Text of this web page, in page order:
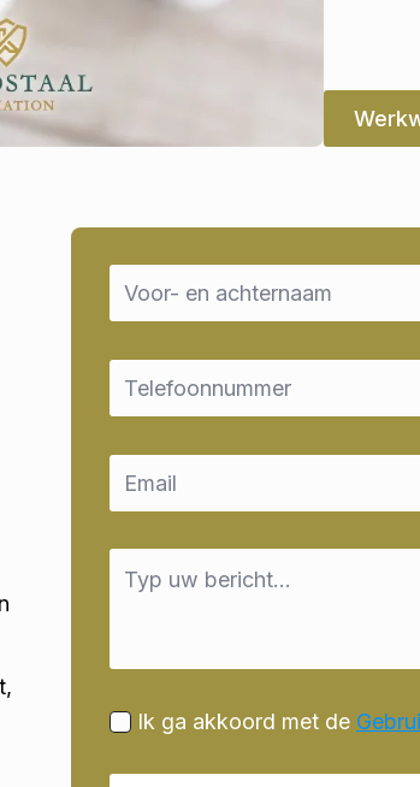
Name
*
Email
Email
Message
Ik ga akkoord met de